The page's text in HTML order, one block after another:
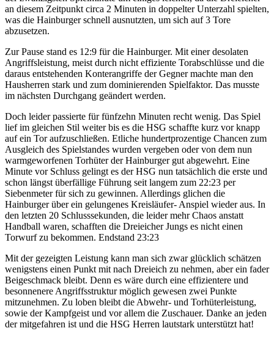
an diesem Zeitpunkt circa 2 Minuten in doppelter Unterzahl spielten,
was die Hainburger schnell ausnutzten, um sich auf 3 Tore
abzusetzen.
Zur Pause stand es 12:9 für die Hainburger. Mit einer desolaten
Angriffsleistung, meist durch nicht effiziente Torabschlüsse und die
daraus entstehenden Konterangriffe der Gegner machte man den
Hausherren stark und zum dominierenden Spielfaktor. Das musste
im nächsten Durchgang geändert werden.
Doch leider passierte für fünfzehn Minuten recht wenig. Das Spiel
lief im gleichen Stil weiter bis es die HSG schaffte kurz vor knapp
auf ein Tor aufzuschließen. Etliche hundertprozentige Chancen zum
Ausgleich des Spielstandes wurden vergeben oder von dem nun
warmgeworfenen Torhüter der Hainburger gut abgewehrt. Eine
Minute vor Schluss gelingt es der HSG nun tatsächlich die erste und
schon längst überfällige Führung seit langem zum 22:23 per
Siebenmeter für sich zu gewinnen. Allerdings glichen die
Hainburger über ein gelungenes Kreisläufer- Anspiel wieder aus. In
den letzten 20 Schlusssekunden, die leider mehr Chaos anstatt
Handball waren, schafften die Dreieicher Jungs es nicht einen
Torwurf zu bekommen. Endstand 23:23
Mit der gezeigten Leistung kann man sich zwar glücklich schätzen
wenigstens einen Punkt mit nach Dreieich zu nehmen, aber ein fader
Beigeschmack bleibt. Denn es wäre durch eine effizientere und
besonnenere Angriffsstruktur möglich gewesen zwei Punkte
mitzunehmen. Zu loben bleibt die Abwehr- und Torhüterleistung,
sowie der Kampfgeist und vor allem die Zuschauer. Danke an jeden
der mitgefahren ist und die HSG Herren lautstark unterstützt hat!